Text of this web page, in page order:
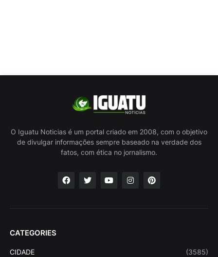
O Iguatu Noticias é um portal criado em 2008, com o objetivo
de divulgar informações sempre baseado na verdade dos
fatos, com ética no jornalismo.
CATEGORIES
CIDADE (3585)